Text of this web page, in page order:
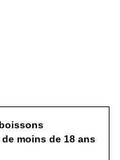
moins de 18 ans